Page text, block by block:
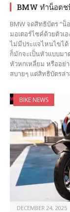
BMW ทำน็อตช
BMW จดสิทธิบัตร “
มอเตอร์ไซค์ด้วยตัวเ
ไม่มีประแจไหนไขไ
ก็มักจะเป็นหัวแบบมา
หัวหกเหลี่ยม หรืออย่
สบายๆ แต่สิทธิบัตรล่
BIKE NEWS
DECEMBER 24, 2025